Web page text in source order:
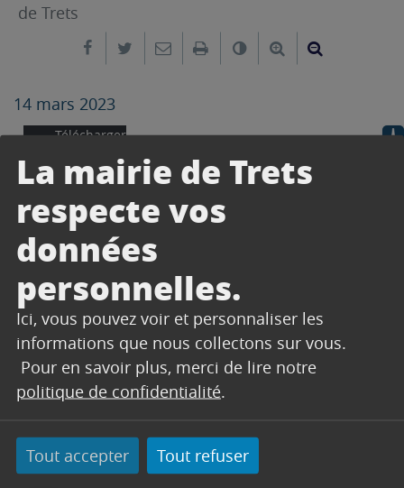
La mairie de Trets
respecte vos
données
personnelles.
Ici, vous pouvez voir et personnaliser les
informations que nous collectons sur vous.
Pour en savoir plus, merci de lire notre
politique de confidentialité.
Tout accepter Tout refuser
de Trets
Partager sur Facebook
Partager sur Twitter
Envoyer par e-mail
ImprimerChanger leAgrandir le
14 mars 2023
Télécharger
CONTACT
CABINET DU MAIRE
Secrétariat
Hôtel de Ville Place du 14 Juillet 13530Trets
Télephone : 04 42 37 55 09
Horaires : Du lundi au vendredi : 8h00 - 12h00 /
Contacter par mail
Contacter